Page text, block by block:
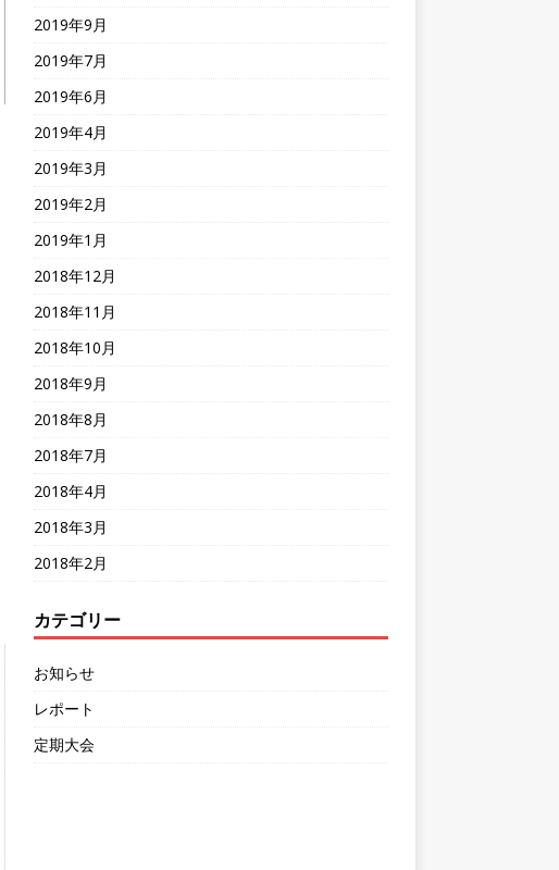
2019年9月
2019年7月
2019年6月
2019年4月
2019年3月
2019年2月
2019年1月
2018年12月
2018年11月
2018年10月
2018年9月
2018年8月
2018年7月
2018年4月
2018年3月
2018年2月
カテゴリー
お知らせ
レポート
定期大会